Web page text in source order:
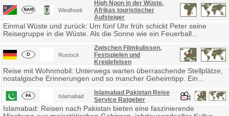
Windhoek
High Noon in der Wüste.
Afrikas touristischer
Aufsteiger
Einmal Wüste und zurück: Um fünf Uhr früh schickt Peter seine
Reisegruppe in die Wüste. Als die Sonne wie ein Feuerball...
Rostock
Zwischen Filmkulissen,
Festspielen und
Kreidefelsen
Reise mit Wohnmobil: Unterwegs warten überraschende Stellplätze,
nostalgische Erinnerungen und so mancher Geheimtipp. Ein...
Islamabad
Islamabad Pakistan Reise
Service Ratgeber
Islamabad: Reisen nach Pakistan bieten eine faszinierende